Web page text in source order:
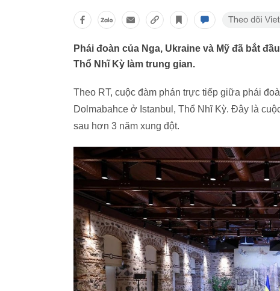
Phái đoàn của Nga, Ukraine và Mỹ đã bắt
Thổ Nhĩ Kỳ làm trung gian.
Theo RT, cuộc đàm phán trực tiếp giữa phái
Dolmabahce ở Istanbul, Thổ Nhĩ Kỳ. Đây là
sau hơn 3 năm xung đột.